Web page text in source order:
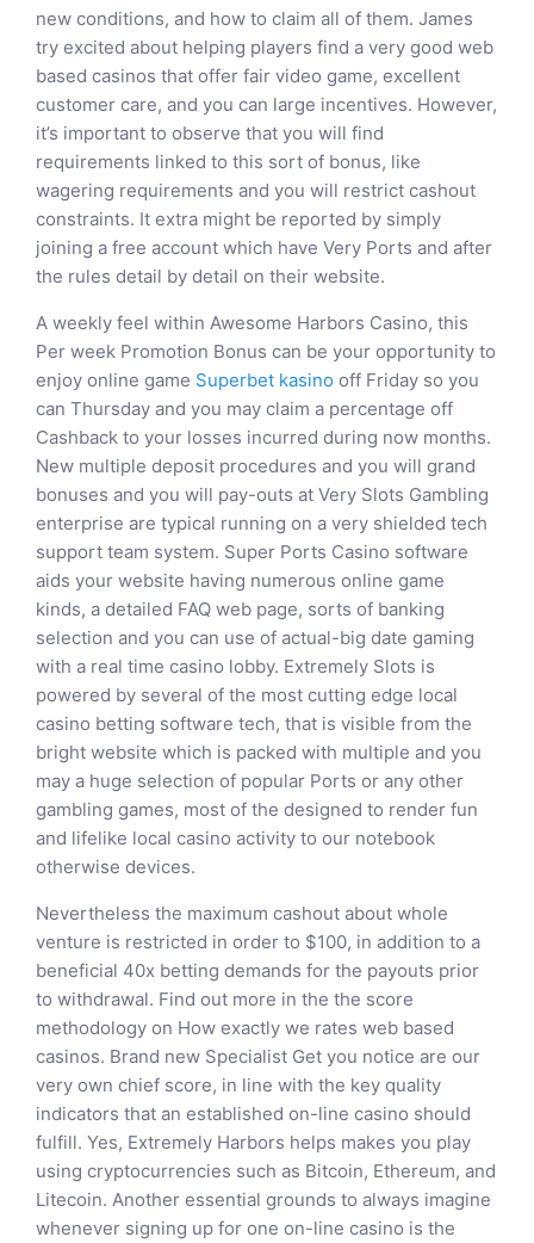
new conditions, and how to claim all of them. James
try excited about helping players find a very good web
based casinos that offer fair video game, excellent
customer care, and you can large incentives. However,
it’s important to observe that you will find
requirements linked to this sort of bonus, like
wagering requirements and you will restrict cashout
constraints. It extra might be reported by simply
joining a free account which have Very Ports and after
the rules detail by detail on their website.
A weekly feel within Awesome Harbors Casino, this
Per week Promotion Bonus can be your opportunity to
enjoy online game Superbet kasino off Friday so you
can Thursday and you may claim a percentage off
Cashback to your losses incurred during now months.
New multiple deposit procedures and you will grand
bonuses and you will pay-outs at Very Slots Gambling
enterprise are typical running on a very shielded tech
support team system. Super Ports Casino software
aids your website having numerous online game
kinds, a detailed FAQ web page, sorts of banking
selection and you can use of actual-big date gaming
with a real time casino lobby. Extremely Slots is
powered by several of the most cutting edge local
casino betting software tech, that is visible from the
bright website which is packed with multiple and you
may a huge selection of popular Ports or any other
gambling games, most of the designed to render fun
and lifelike local casino activity to our notebook
otherwise devices.
Nevertheless the maximum cashout about whole
venture is restricted in order to $100, in addition to a
beneficial 40x betting demands for the payouts prior
to withdrawal. Find out more in the the score
methodology on How exactly we rates web based
casinos. Brand new Specialist Get you notice are our
very own chief score, in line with the key quality
indicators that an established on-line casino should
fulfill. Yes, Extremely Harbors helps makes you play
using cryptocurrencies such as Bitcoin, Ethereum, and
Litecoin. Another essential grounds to always imagine
whenever signing up for one on-line casino is the